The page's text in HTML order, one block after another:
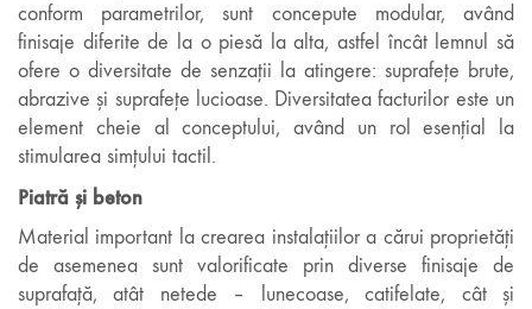
conform parametrilor, sunt concepute modular, având
finisaje diferite de la o piesă la alta, astfel încât lemnul să
ofere o diversitate de senzații la atingere: suprafețe brute,
abrazive și suprafețe lucioase. Diversitatea facturilor este un
element cheie al conceptului, având un rol esențial la
stimularea simțului tactil.
Piatră și beton
Material important la crearea instalațiilor a cărui proprietăți
de asemenea sunt valorificate prin diverse finisaje de
suprafață, atât netede – lunecoase, catifelate, cât și